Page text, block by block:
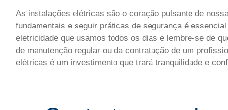
As instalações elétricas são o coração pulsante de
fundamentais e seguir práticas de segurança é
eletricidade que usamos todos os dias e lembre-se de
de manutenção regular ou da contratação de um
elétricas é um investimento que trará tranquilidade e